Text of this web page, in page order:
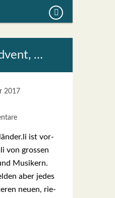
…
2017
ist vor­
von gros­sen
Musi­kern.
aber jedes
neu­en, rie­